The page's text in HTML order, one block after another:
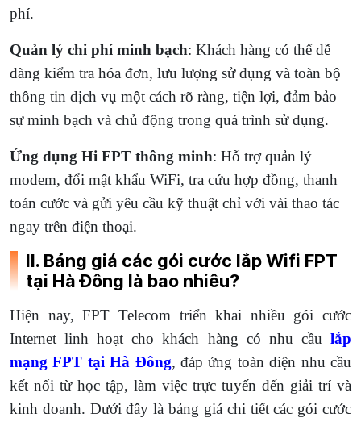
phí.
Quản lý chi phí minh bạch: Khách hàng có thể dễ
dàng kiểm tra hóa đơn, lưu lượng sử dụng và toàn bộ
thông tin dịch vụ một cách rõ ràng, tiện lợi, đảm bảo
sự minh bạch và chủ động trong quá trình sử dụng.
Ứng dụng Hi FPT thông minh: Hỗ trợ quản lý
modem, đổi mật khẩu WiFi, tra cứu hợp đồng, thanh
toán cước và gửi yêu cầu kỹ thuật chỉ với vài thao tác
ngay trên điện thoại.
II. Bảng giá các gói cước lắp Wifi FPT
tại Hà Đông là bao nhiêu?
Hiện nay, FPT Telecom triển khai nhiều gói cước
Internet linh hoạt cho khách hàng có nhu cầu lắp
mạng FPT tại Hà Đông, đáp ứng toàn diện nhu cầu
kết nối từ học tập, làm việc trực tuyến đến giải trí và
kinh doanh. Dưới đây là bảng giá chi tiết các gói cước